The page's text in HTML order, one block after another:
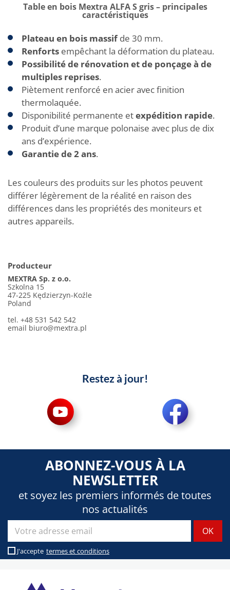
Table en bois Mextra ALFA S gris – principales
caractéristiques
Plateau en bois massifde 30 mm.
Renforts empêchant la déformation du plateau.
Possibilité de rénovation et de ponçage à de
multiples reprises.
Piètement renforcé en acier avec finition
thermolaquée.
Disponibilité permanente etexpédition rapide.
Produit d’une marque polonaise avec plus de dix
ans d’expérience.
Garantie de 2 ans.
Les couleurs des produits sur les photos peuvent
différer légèrement de la réalité en raison des
différences dans les propriétés des moniteurs et
autres appareils.
Producteur
MEXTRA Sp. z o.o.
Szkolna 15
47-225 Kędzierzyn-Koźle
Poland
tel. +48 531 542 542
email biuro@mextra.pl
Restez à jour!
ABONNEZ-VOUS À LA
NEWSLETTER
et soyez les premiers informés de toutes
nos actualités
J'accepte termes et conditions